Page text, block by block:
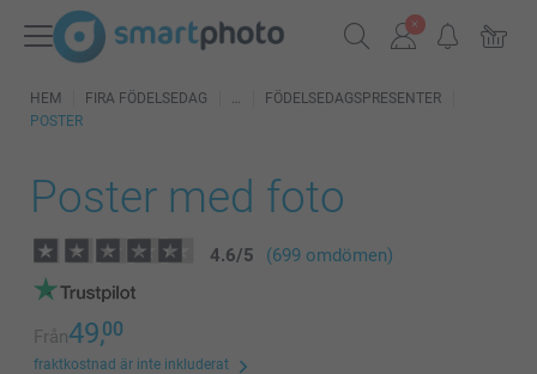
HEM FIRA FÖDELSEDAG
FÖDELSEDAGSPRESENTER
POSTER
Poster med foto
4.6/5 (699 omdömen)
Från49,00
fraktkostnad är inte inkluderat